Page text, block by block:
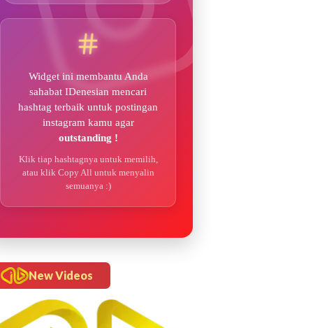
Widget ini membantu Anda
sahabat IDenesian mencari
hashtag terbaik untuk postingan
instagram kamu agar
outstanding !
Klik tiap hashtagnya untuk memilih,
atau klik Copy All untuk menyalin
semuanya :)
New Videos